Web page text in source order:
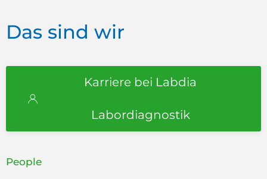
Das sind wir
Karriere bei Labdia
Labordiagnostik
People